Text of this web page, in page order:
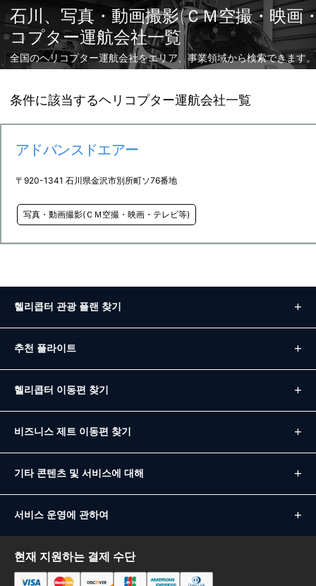
石川、写真・動画撮影(ＣＭ空撮・映画
コプター運航会社一覧
全国のヘリコプター運航会社をエリア、事業領域から検索できます。
条件に該当するヘリコプター運航会社一覧
アドバンスドエアー
〒920-1341 石川県金沢市別所町ソ76番地
写真・動画撮影(ＣＭ空撮・映画・テレビ等)
헬리콥터 관광 플랜 찾기
추천 플라이트
헬리콥터 이동편 찾기
비즈니스 제트 이동편 찾기
기타 콘텐츠 및 서비스에 대해
서비스 운영에 관하여
현재 지원하는 결제 수단